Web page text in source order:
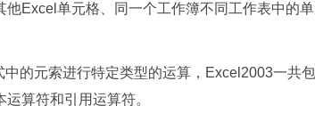
Excel单元格、同一个工作簿不同工作表中的
中的元索进行特定类型的运算，Excel2003一共
算符和引用运算符。